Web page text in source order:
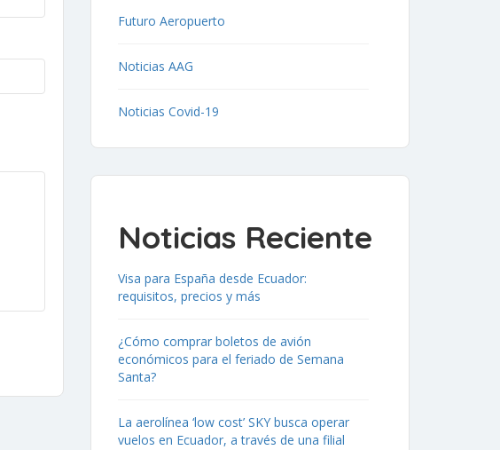
Futuro Aeropuerto
Noticias AAG
Noticias Covid-19
Noticias Reciente
Visa para España desde Ecuador:
requisitos, precios y más
¿Cómo comprar boletos de avión
económicos para el feriado de Semana
Santa?
La aerolínea ‘low cost’ SKY busca operar
vuelos en Ecuador, a través de una filial